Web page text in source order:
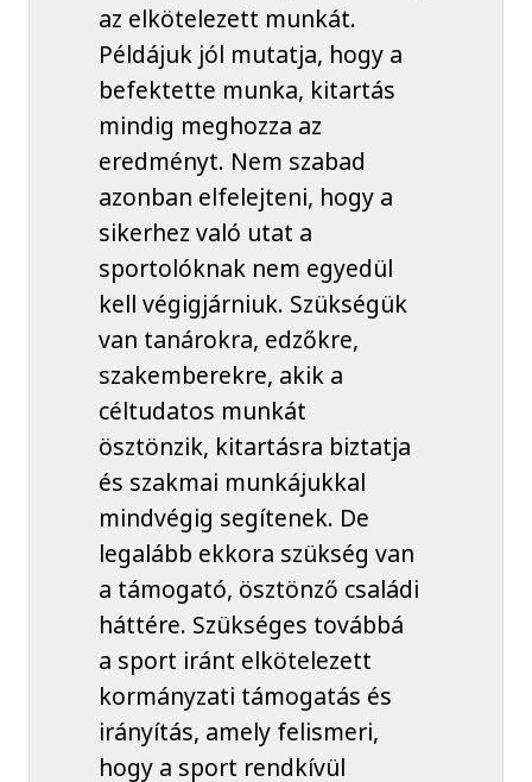
az elkötelezett munkát.
Példájuk jól mutatja, hogy a
befektette munka, kitartás
mindig meghozza az
eredményt. Nem szabad
azonban elfelejteni, hogy a
sikerhez való utat a
sportolóknak nem egyedül
kell végigjárniuk. Szükségük
van tanárokra, edzőkre,
szakemberekre, akik a
céltudatos munkát
ösztönzik, kitartásra biztatja
és szakmai munkájukkal
mindvégig segítenek. De
legalább ekkora szükség van
a támogató, ösztönző családi
háttére. Szükséges továbbá
a sport iránt elkötelezett
kormányzati támogatás és
irányítás, amely felismeri,
hogy a sport rendkívül